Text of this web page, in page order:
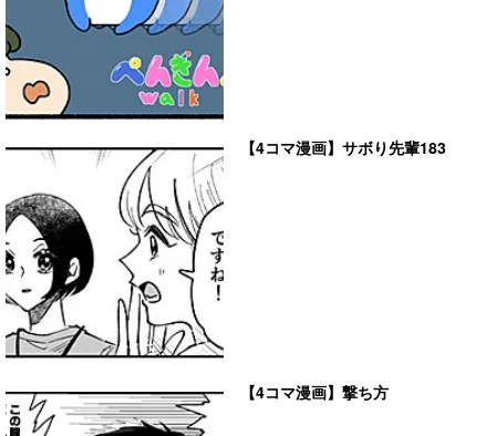
【4コマ漫画】サボり先輩183
【4コマ漫画】撃ち方